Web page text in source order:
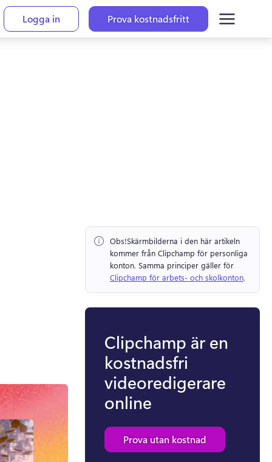
Logga in Prova kostnadsfritt
Obs!Skärmbilderna i den här artikeln
kommer från Clipchamp för personliga
konton.
Clipchamp för arbets- och skolkonton.
Clipchamp är en
kostnadsfri
videoredigerare
online
Prova utan kostnad